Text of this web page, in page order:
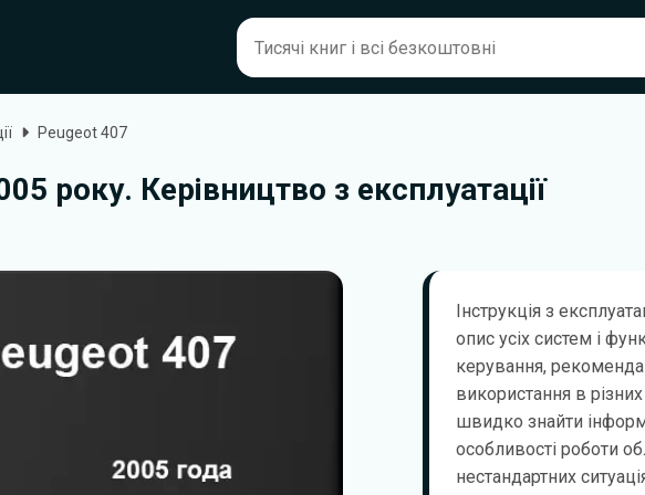
Peugeot 407
року. Керівництво з експлуатації
Інструкція з
опис усіх систем і
керування,
використання в
швидко знайти
особливості роботи
нестандартних